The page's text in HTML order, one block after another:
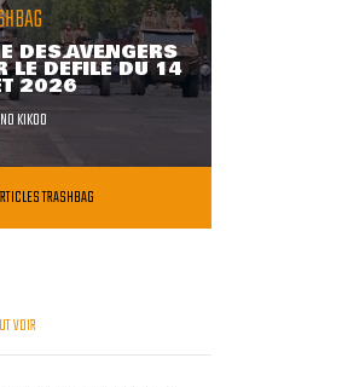
DES AVENGERS
LE DÉFILÉ DU 14
2026
KIKOO
TRASHBAG
VOIR